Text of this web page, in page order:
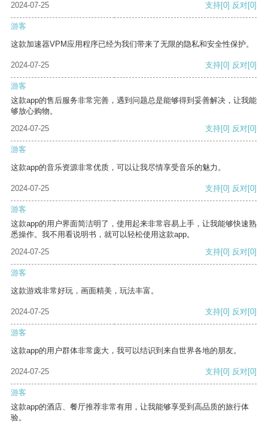
2024-07-25 支持[0] 反对[0]
游客
这款加速器VPM应用程序已经为我们带来了无限的隐私和安全性保护。
2024-07-25 支持[0] 反对[0]
游客
这款app的售后服务非常完善，遇到问题总是能够得到妥善解决，让我能
够放心购物。
2024-07-25
支持[0] 反对[0]
游客
这款app的音乐资源非常优质，可以让我尽情享受音乐的魅力。
2024-07-25 支持[0] 反对[0]
游客
这款app的用户界面简洁明了，使用起来非常容易上手，让我能够快速熟
悉操作。我不用看说明书，就可以轻松使用这款app。
2024-07-25
支持[0] 反对[0]
游客
这款游戏非常好玩，画面精美，玩法丰富。
2024-07-25 支持[0] 反对[0]
游客
这款app的用户群体非常庞大，我可以结识到来自世界各地的朋友。
2024-07-25 支持[0] 反对[0]
游客
这款app的酒店、餐厅推荐非常有用，让我能够享受到高品质的旅行体
验。